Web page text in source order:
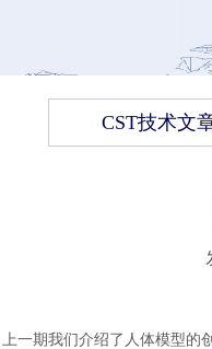
CST技术文
上一期我们介绍了人体模型的